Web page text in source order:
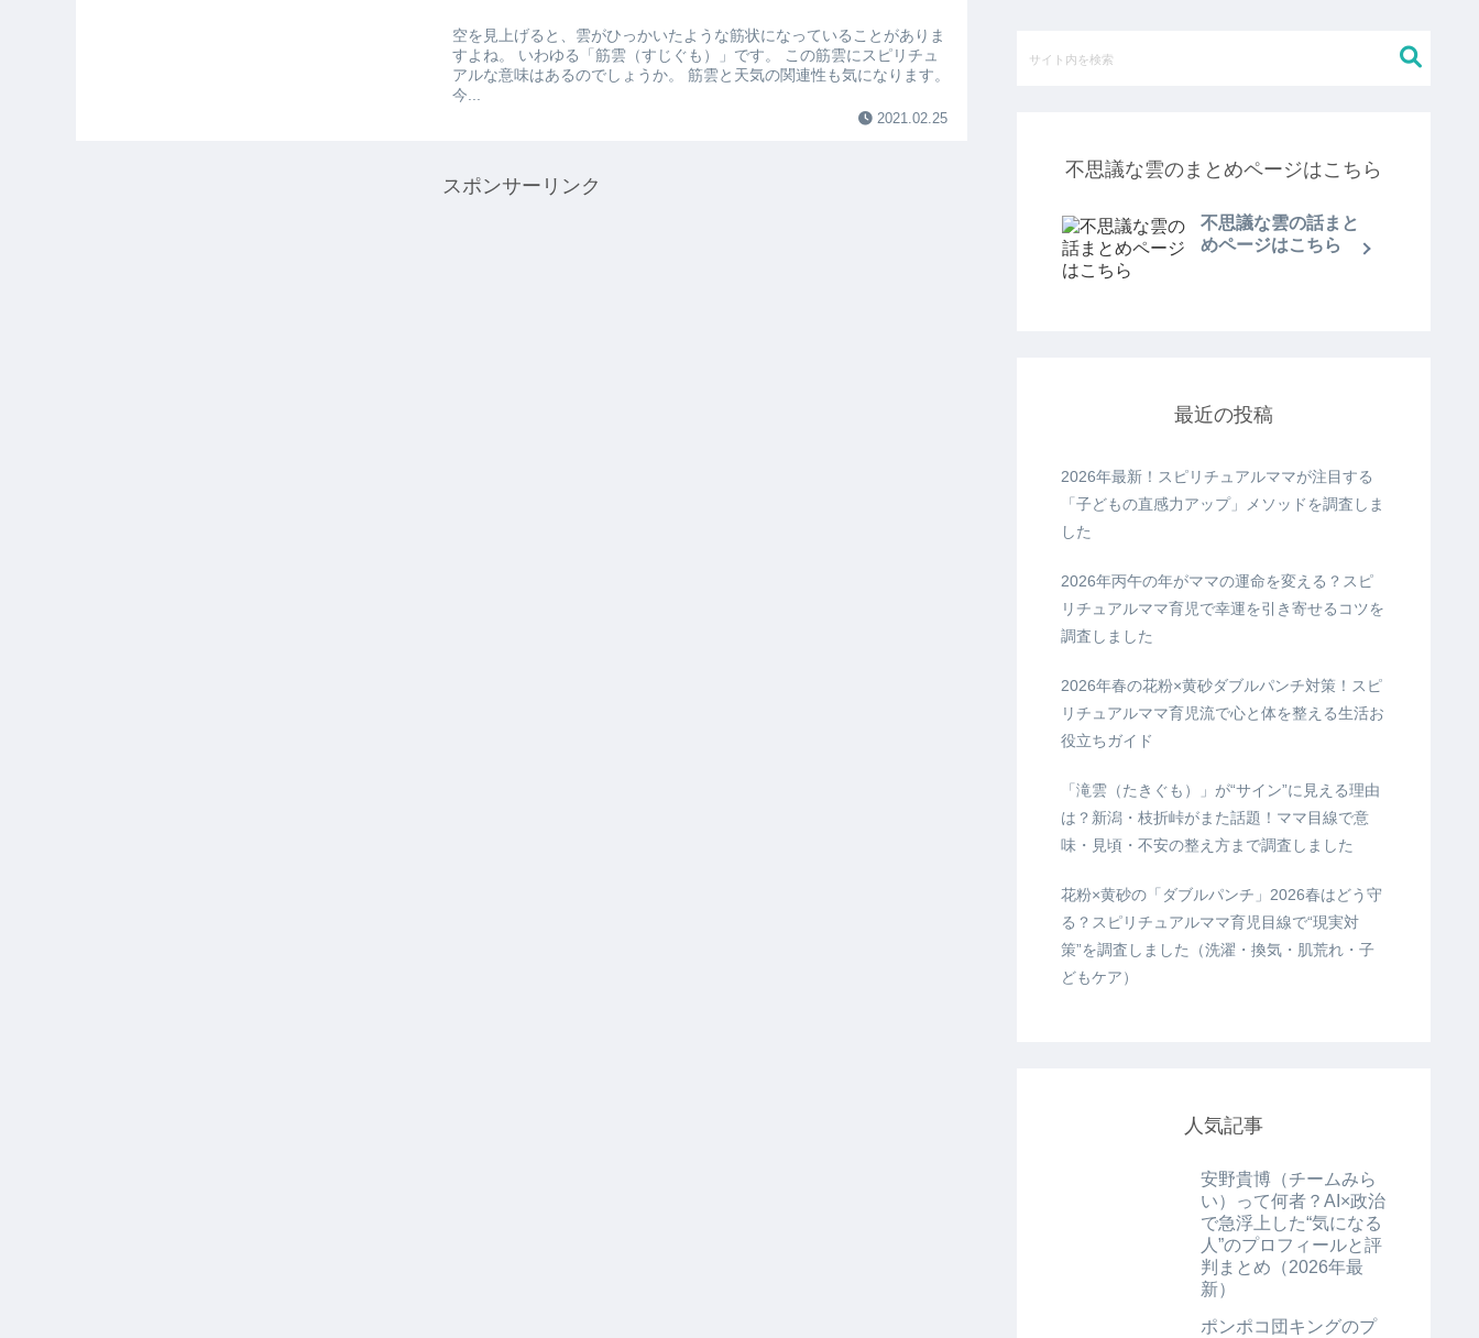
空を見上げると、雲がひっかいたような筋状になっていることがありま
すよね。 いわゆる「筋雲（すじぐも）」です。 この筋雲にスピリチュ
アルな意味はあるのでしょうか。 筋雲と天気の関連性も気になります。
今...
2021.02.25
スポンサーリンク
不思議な雲のまとめページはこちら
不思議な雲の話まと
めページはこちら
最近の投稿
2026年最新！スピリチュアルママが注目する
「子どもの直感力アップ」メソッドを調査しま
した
2026年丙午の年がママの運命を変える？スピ
リチュアルママ育児で幸運を引き寄せるコツを
調査しました
2026年春の花粉×黄砂ダブルパンチ対策！スピ
リチュアルママ育児流で心と体を整える生活お
役立ちガイド
「滝雲（たきぐも）」が“サイン”に見える理由
は？新潟・枝折峠がまた話題！ママ目線で意
味・見頃・不安の整え方まで調査しました
花粉×黄砂の「ダブルパンチ」2026春はどう守
る？スピリチュアルママ育児目線で“現実対
策”を調査しました（洗濯・換気・肌荒れ・子
どもケア）
人気記事
安野貴博（チームみら
い）って何者？AI×政治
で急浮上した“気になる
人”のプロフィールと評
判まとめ（2026年最
新）
ポンポコ団キングのプ